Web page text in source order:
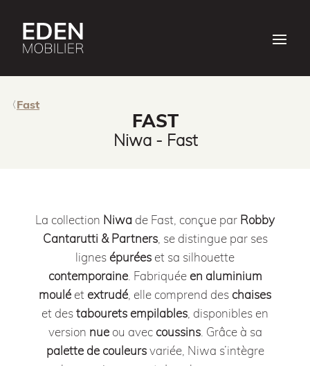
Fast
FAST
Niwa - Fast
La collection Niwa de Fast, conçue par Robby
Cantarutti & Partners, se distingue par ses
lignes épurées et sa silhouette
contemporaine. Fabriquée en aluminium
moulé et extrudé , elle comprend des chaises
et destabourets empilables , disponibles en
version nueou avec coussins. Grâce à sa
palette de couleursvariée, Niwa s’intègre